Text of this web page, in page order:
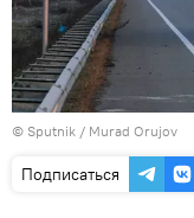
© Sputnik / Murad Orujov
Подписаться